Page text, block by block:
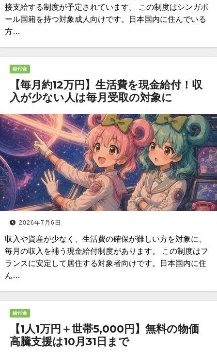
接支給する制度が予定されています。 この制度はシンガポ
ール国籍を持つ対象成人向けです。日本国内に住んでいる
方…
給付金
【毎月約12万円】生活費を現金給付！収
入が少ない人は毎月受取の対象に
2026年7月6日
収入や資産が少なく、生活費の確保が難しい方を対象に、
毎月の収入を補う現金給付制度があります。 この制度はフ
ランスに安定して居住する対象者向けです。日本国内に住
ん…
給付金
【1人1万円＋世帯5,000円】無料の物価
高騰支援は10月31日まで